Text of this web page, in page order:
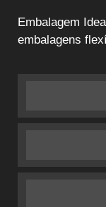
Embalagem
embalagens